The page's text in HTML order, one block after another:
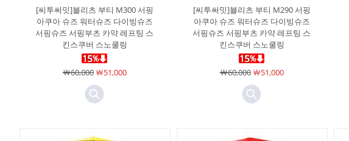
[씨투써밋]블리츠 부티 M300 서핑
아쿠아 슈즈 워터슈즈 다이빙슈즈
서핑슈즈 서핑부츠 카약 레프팅 스
킨스쿠버 스노쿨링
￦60,000￦51,000
[씨투써밋]블리츠 부티 M290 서핑
아쿠아 슈즈 워터슈즈 다이빙슈즈
서핑슈즈 서핑부츠 카약 레프팅 스
킨스쿠버 스노쿨링
￦60,000￦51,000